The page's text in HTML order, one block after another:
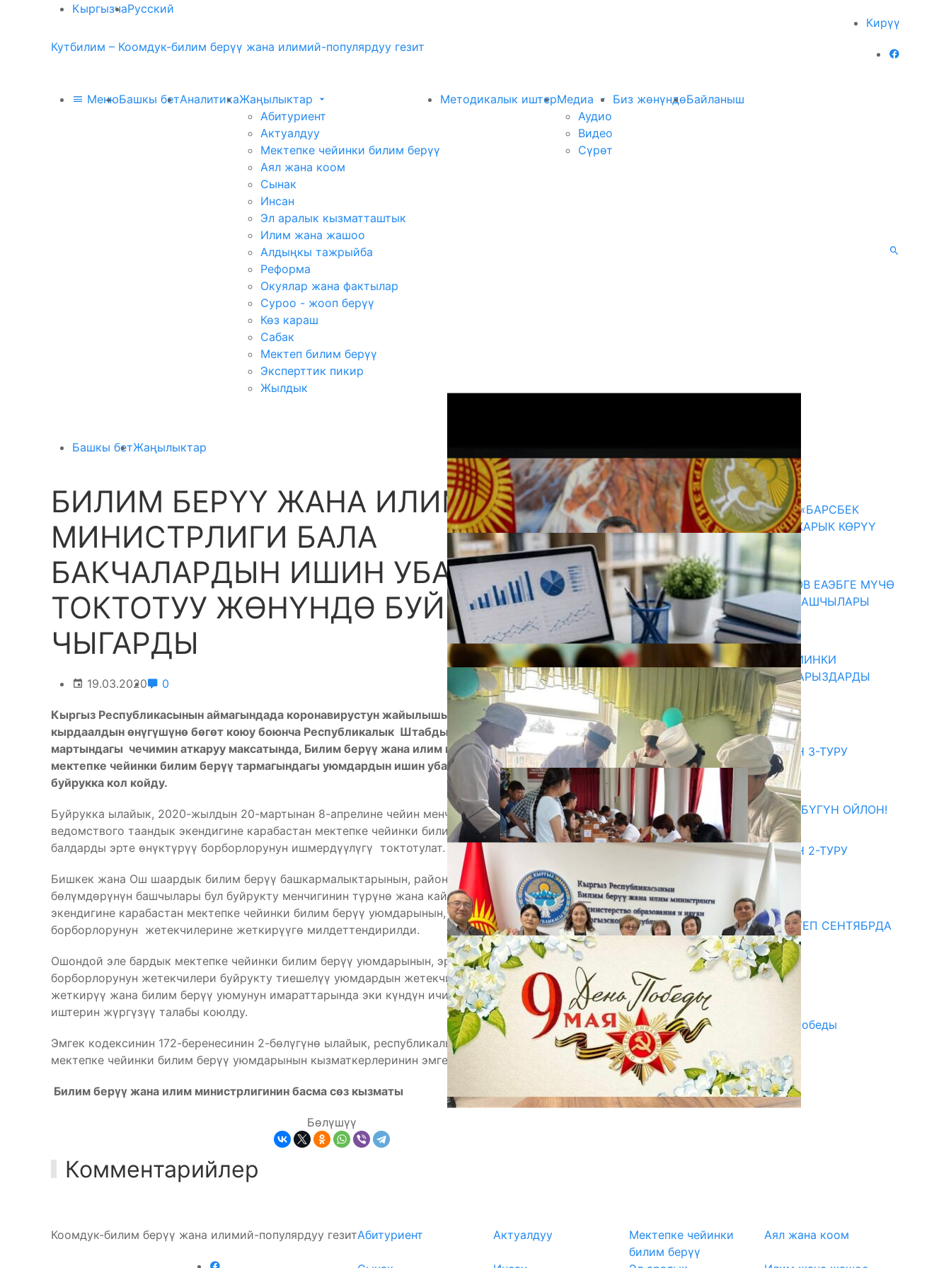
КыргызчаРусский
Кирүү
Кутбилим – Коомдук-билим берүү жана илимий-популярдуу гезит
МенюБашкы бетАналитикаЖаңылыктар
Абитуриент
Актуалдуу
Мектепке чейинки билим берүү
Аял жана коом
Сынак
Инсан
Эл аралык кызматташтык
Илим жана жашоо
Алдыңкы тажрыйба
Реформа
Окуялар жана фактылар
Суроо - жооп берүү
Көз караш
Сабак
Мектеп билим берүү
Эксперттик пикир
Жылдык
Методикалык иштерМедиа
Аудио
Видео
Сүрөт
Биз жөнүндөБайланыш
Башкы бетЖаңылыктар
БИЛИМ БЕРҮҮ ЖАНА ИЛИМ
МИНИСТРЛИГИ БАЛА
БАКЧАЛАРДЫН ИШИН УБАКТЫЛУУ
ТОКТОТУУ ЖӨНҮНДӨ БУЙРУК
ЧЫГАРДЫ
19.03.2020 0
Кыргыз Республикасынын аймагындада коронавирустун жайылышына жол бербөө жана
кырдаалдын өнүгүшүнө бөгөт коюу боюнча Республикалык Штабдын 2020-жылдын 18-
мартындагы чечимин аткаруу максатында, Билим берүү жана илим министри Каныбек Исаков
мектепке чейинки билим берүү тармагындагы уюмдардын ишин убактылуу токтотуу жөнүндө
буйрукка кол койду.
Буйрукка ылайык, 2020-жылдын 20-мартынан 8-апрелине чейин менчигинин түрүнө жана кайсы
ведомствого таандык экендигине карабастан мектепке чейинки билим берүү уюмдарынын,
балдарды эрте өнүктүрүү борборлорунун ишмердүүлүгү токтотулат.
Бишкек жана Ош шаардык билим берүү башкармалыктарынын, райондук, шаардык билим берүү
бөлүмдөрүнүн башчылары бул буйрукту менчигинин түрүнө жана кайсы ведомствого таандык
экендигине карабастан мектепке чейинки билим берүү уюмдарынын, эрте өнүктүрүү
борборлорунун жетекчилерине жеткирүүгө милдеттендирилди.
Ошондой эле бардык мектепке чейинки билим берүү уюмдарынын, эрте өнүктүрүү
борборлорунун жетекчилери буйрукту тиешелүү уюмдардын жетекчилерине жана ата-энелерге
жеткирүү жана билим берүү уюмунун имараттарында эки күндүн ичинде санитардык тазалоо
иштерин жүргүзүү талабы коюлду.
Эмгек кодексинин 172-беренесинин 2-бөлүгүнө ылайык, республикалык бюджеттен каржыланган
мектепке чейинки билим берүү уюмдарынын кызматкерлеринин эмгек акысы сакталат.
Билим берүү жана илим министрлигинин басма сөз кызматы
Бөлүшүү
Комментарийлер
Акыркы жаңылыктар
КЫРГЫЗ ТАРЫХЫ ТАСМАДА: «БАРСБЕК
КАГАН» КӨРКӨМ ТАСМАСЫ ЖАРЫК КӨРҮҮ
07.08.2026
ПРЕЗИДЕНТ САДЫР ЖАПАРОВ ЕАЭБГЕ МҮЧӨ
МАМЛЕКЕТТЕРДИН ӨКМӨТ БАШЧЫЛАРЫ
МЕНЕН ЖОЛУГУШТУ
07.08.2026
ДИРЕКТОРЛОР РЕЗЕРВИ: КИЙИНКИ
АЙЛАМПАГА ЭЛЕКТРОНДУК АРЫЗДАРДЫ
КАБЫЛ АЛУУ БАШТАЛАТ
07.08.2026
Абитуриент
ЖОЖДОРГО КАБЫЛ АЛУУНУН 3-ТУРУ
БАШТАЛДЫ
27.07.2026
ӨЗҮҢДҮН КЕЛЕЧЕГИҢ ҮЧҮН БҮГҮН ОЙЛОН!
20.07.2026
ЖОЖДОРГО КАБЫЛ АЛУУНУН 2-ТУРУ
20.07.2026
Медиа
СУЗАКТА 750 ОРУНДУУ МЕКТЕП СЕНТЯБРДА
ПАЙДАЛАНУУГА БЕРИЛЕТ
07.08.2025
Улуу Жеңиштин жандуу сөзү
29.04.2025
Награды в преддверии Дня Победы
29.04.2025
Коомдук-билим берүү жана илимий-популярдуу гезитАбитуриент Актуалдуу
Мектепке чейинки
билим берүү
Аял жана коом